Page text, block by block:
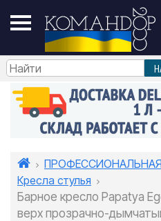
Кресла стулья
Барное кресло Papatya
верх прозрачно-